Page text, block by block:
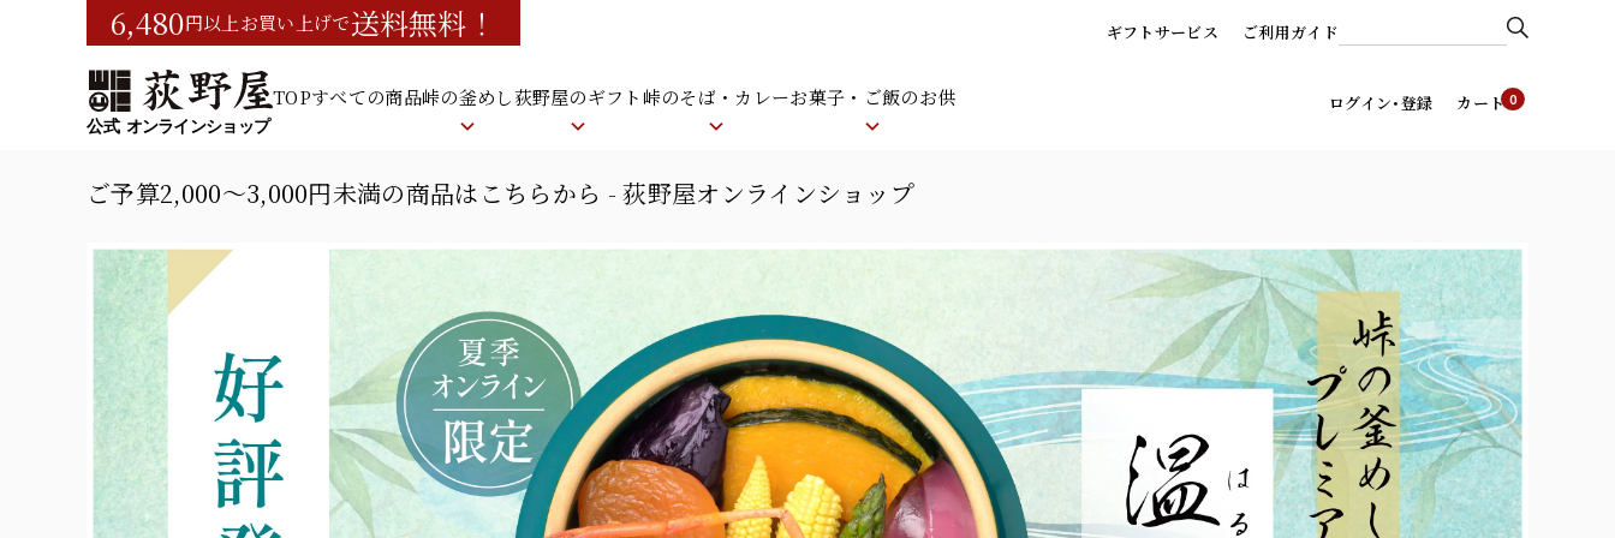
6,480円以上お買い上げで送料無料！ ギフトサービス ご利用ガイド
TOPすべての商品峠の釜めし荻野屋のギフト 峠のそば・カレーお菓子・ご飯のお供 ログイン･登録 カート 0
ご予算2,000〜3,000円未満の商品はこちらから - 荻野屋オンラインショップ